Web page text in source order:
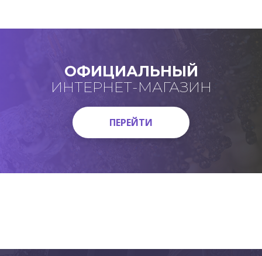
ОФИЦИАЛЬНЫЙ
ИНТЕРНЕТ-МАГАЗИН
ПЕРЕЙТИ
ПЕРЕЙТИ